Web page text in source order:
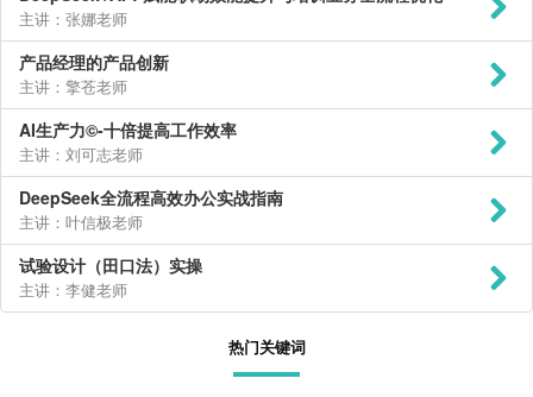
主讲：张娜老师
产品经理的产品创新
主讲：擎苍老师
AI生产力©-十倍提高工作效率
主讲：刘可志老师
DeepSeek全流程高效办公实战指南
主讲：叶信极老师
试验设计（田口法）实操
主讲：李健老师
热门关键词